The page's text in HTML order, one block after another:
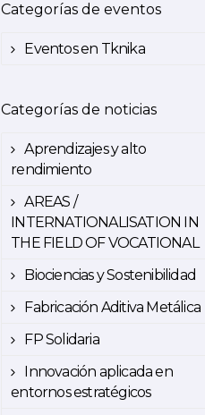
Categorías de eventos
Eventos en Tknika
Categorías de noticias
Aprendizajes y alto
rendimiento
AREAS /
INTERNATIONALISATION IN
THE FIELD OF VOCATIONAL
Biociencias y Sostenibilidad
Fabricación Aditiva Metálica
FP Solidaria
Innovación aplicada en
entornos estratégicos